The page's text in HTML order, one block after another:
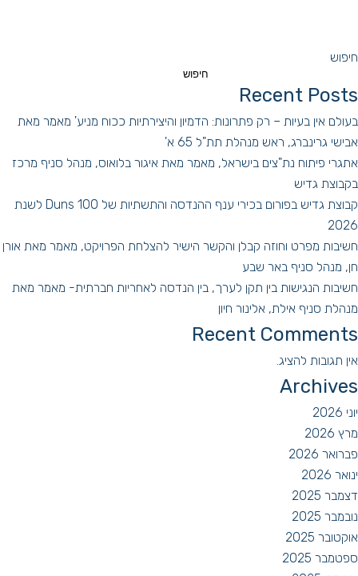
חיפוש
חיפוש
Recent Posts
בעולם אין בעיות – רק פתרונות: הדמיון והיצירתיות ככוח מניע' מאמר מאת
אבישי גרינברג, ראש מנהלת תת"ל 65 א'
אתגרי פיתוח נת"צים בישראל, מאמר מאת איגור בלואוס, מנהל סניף מרכז
בקבוצת גדיש
קבוצת גדיש בפורום בכירי ענף ההנדסה והתשתיות של Duns 100 לשנת
2026
חשיבות מפרט וחוזה קבלן והקשר הישיר להצלחת הפרויקט, מאמר מאת אורן
חן, מנהל סניף באר שבע
חשיבות הנגישות בין תקן לערך, בין הנדסה לאחריות חברתית- מאמר מאת
מנהלת סניף אילת, אלינור חיון
Recent Comments
אין תגובות להציג.
Archives
יוני 2026
מרץ 2026
פברואר 2026
ינואר 2026
דצמבר 2025
נובמבר 2025
אוקטובר 2025
ספטמבר 2025